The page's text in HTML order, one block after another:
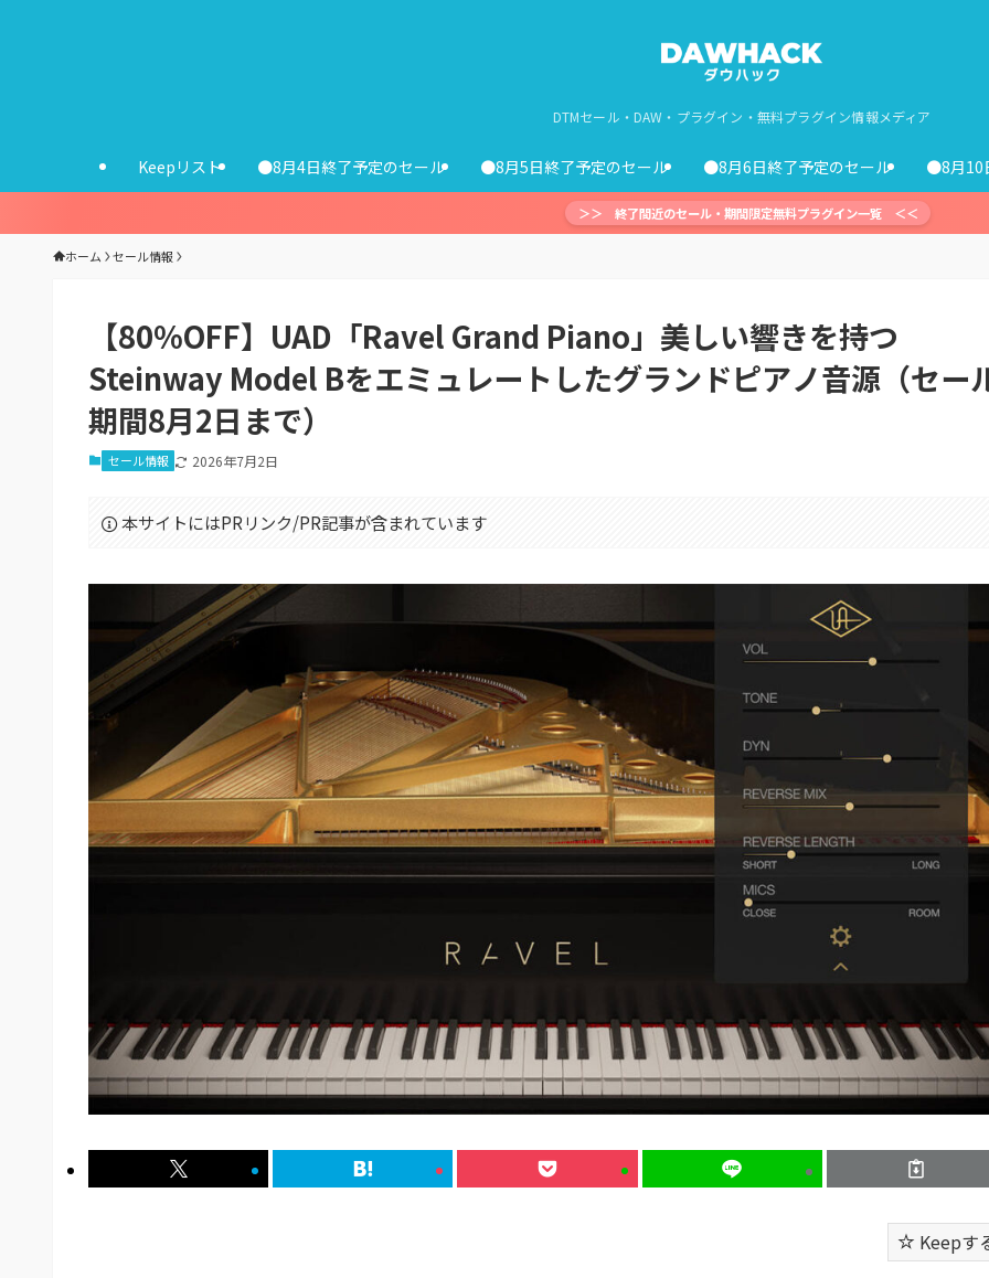
DTMセール・DAW・プラグイン・無料プラグイン情報メディア
Keepリスト ●8月4日終了予定のセール ●8月5日終了予定のセール ●8月6日終了予定のセール ●8月10
＞＞ 終了間近のセール・期間限定無料プラグイン一覧 ＜＜
ホーム セール情報
【80%OFF】UAD「Ravel Grand Piano」美しい響きを持つ
Steinway Model Bをエミュレートしたグランドピアノ音源（セー
期間8月2日まで）
セール情報 2026年7月2日
本サイトにはPRリンク/PR記事が含まれています
Keepす